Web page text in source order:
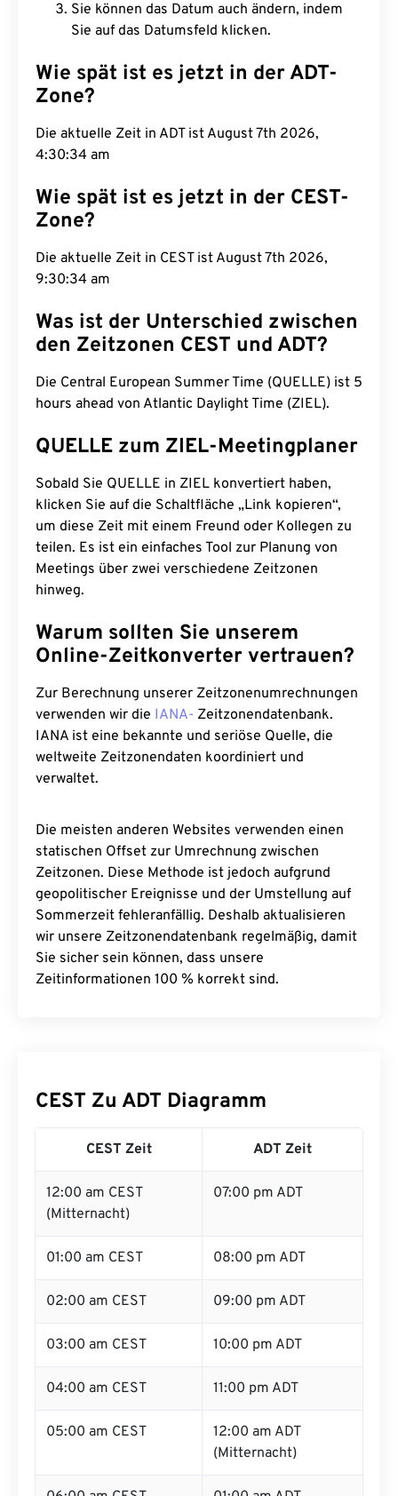
Sie können das Datum auch ändern, indem
Sie auf das Datumsfeld klicken.
Wie spät ist es jetzt in der ADT-
Zone?
Die aktuelle Zeit in ADT ist August 7th 2026,
4:30:35 am
Wie spät ist es jetzt in der CEST-
Zone?
Die aktuelle Zeit in CEST ist August 7th 2026,
9:30:35 am
Was ist der Unterschied zwischen
den Zeitzonen CEST und ADT?
Die Central European Summer Time (QUELLE) ist 5
hours ahead von Atlantic Daylight Time (ZIEL).
QUELLE zum ZIEL-Meetingplaner
Sobald Sie QUELLE in ZIEL konvertiert haben,
klicken Sie auf die Schaltfläche „Link kopieren“,
um diese Zeit mit einem Freund oder Kollegen zu
teilen. Es ist ein einfaches Tool zur Planung von
Meetings über zwei verschiedene Zeitzonen
hinweg.
Warum sollten Sie unserem
Online-Zeitkonverter vertrauen?
Zur Berechnung unserer Zeitzonenumrechnungen
verwenden wir die IANA- Zeitzonendatenbank.
IANA ist eine bekannte und seriöse Quelle, die
weltweite Zeitzonendaten koordiniert und
verwaltet.
Die meisten anderen Websites verwenden einen
statischen Offset zur Umrechnung zwischen
Zeitzonen. Diese Methode ist jedoch aufgrund
geopolitischer Ereignisse und der Umstellung auf
Sommerzeit fehleranfällig. Deshalb aktualisieren
wir unsere Zeitzonendatenbank regelmäßig, damit
Sie sicher sein können, dass unsere
Zeitinformationen 100 % korrekt sind.
CEST Zu ADT Diagramm
CEST Zeit ADT Zeit
12:00 am CEST
(Mitternacht)
07:00 pm ADT
01:00 am CEST 08:00 pm ADT
02:00 am CEST 09:00 pm ADT
03:00 am CEST 10:00 pm ADT
04:00 am CEST 11:00 pm ADT
05:00 am CEST
12:00 am ADT
(Mitternacht)